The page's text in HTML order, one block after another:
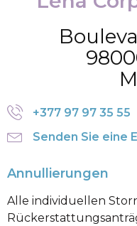
+377 97 97 35 55
Senden Sie eine
Annullierungen
Alle individuellen